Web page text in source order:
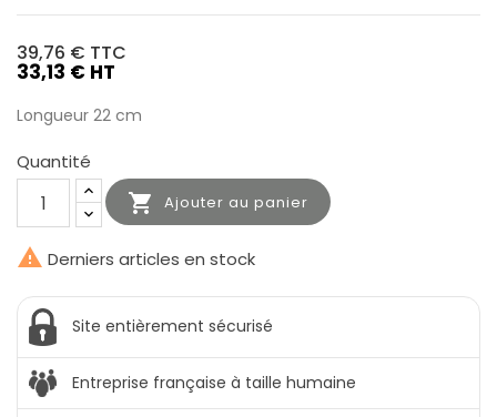
39,76 € TTC
33,13 € HT
Longueur 22 cm
Quantité
 Ajouter au panier
 Derniers articles en stock
Site entièrement sécurisé
Entreprise française à taille humaine